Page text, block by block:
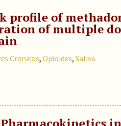
profile of
of multiple
Cronicos, Opioides, Saliva